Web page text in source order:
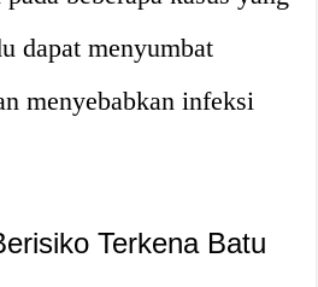
dapat menyumbat
menyebabkan infeksi
Terkena Batu